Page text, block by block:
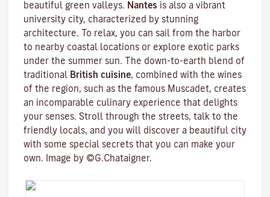
beautiful green valleys. Nantes is also a vibrant
university city, characterized by stunning
architecture. To relax, you can sail from the harbor
to nearby coastal locations or explore exotic parks
under the summer sun. The down-to-earth blend of
traditional British cuisine, combined with the wines
of the region, such as the famous Muscadet, creates
an incomparable culinary experience that delights
your senses. Stroll through the streets, talk to the
friendly locals, and you will discover a beautiful city
with some special secrets that you can make your
own. Image by ©G.Chataigner.